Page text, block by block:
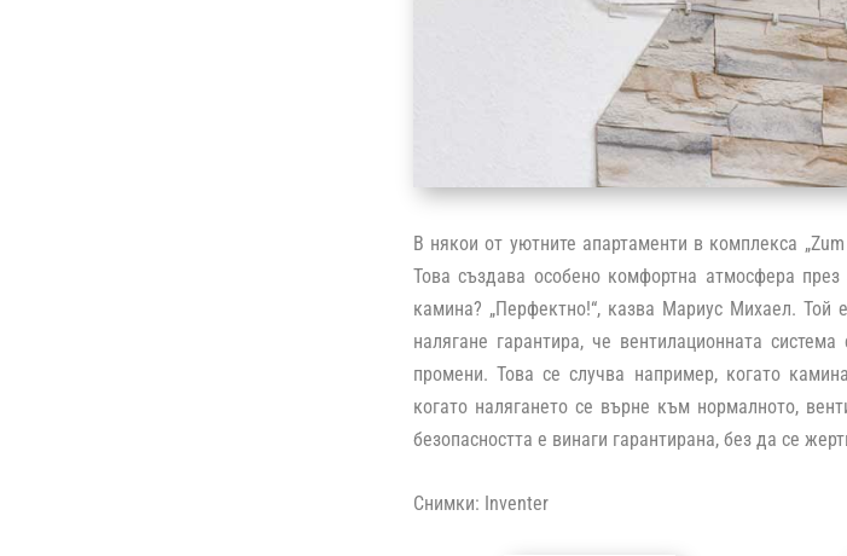
В някои от уютните апартаменти в комплекса
Това създава особено комфортна атмосфера
камина? „Перфектно!“, казва Мариус Михаел.
налягане гарантира, че вентилационната
промени. Това се случва например, когато
когато налягането се върне към нормалното,
безопасността е винаги гарантирана, без да се
Снимки: Inventer